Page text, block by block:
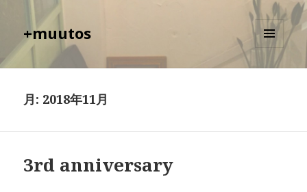
+muutos
メニュ
ーとウ
月: 2018年11月
3rd anniversary